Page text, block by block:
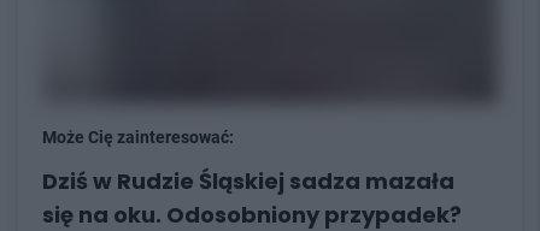
Może Cię zainteresować:
Dziś w Rudzie Śląskiej sadza mazała
się na oku. Odosobniony przypadek?